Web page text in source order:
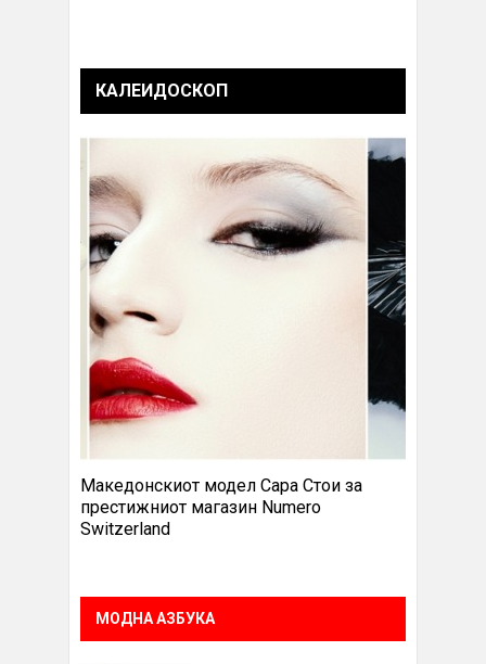
КАЛЕИДОСКОП
Македонскиот модел Сара Стои за
престижниот магазин Numero
Switzerland
МОДНА АЗБУКА